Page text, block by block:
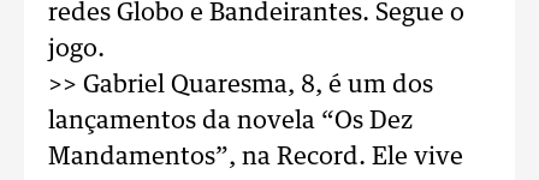
redes Globo e Bandeirantes. Segue o
jogo.
>> Gabriel Quaresma, 8, é um dos
lançamentos da novela “Os Dez
Mandamentos”, na Record. Ele vive